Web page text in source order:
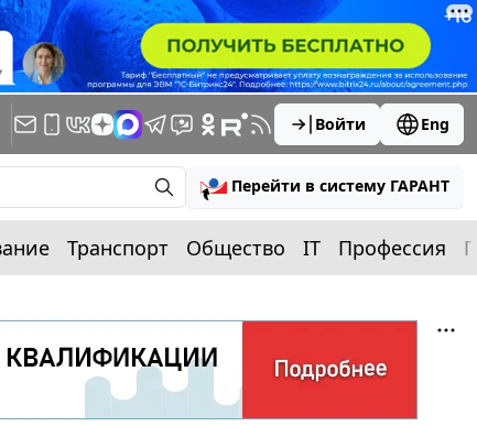
Войти Eng
Перейти в систему ГАРАНТ
Транспорт Общество IT Профессия